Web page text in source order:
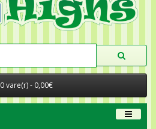
0 vare(r) - 0,00€